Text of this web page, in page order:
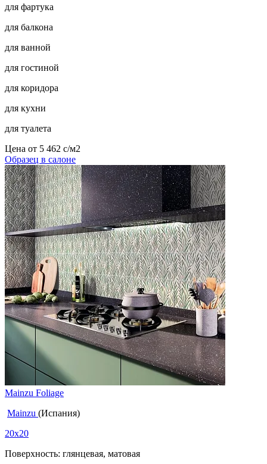
для фартука
для балкона
для ванной
для гостиной
для коридора
для кухни
для туалета
Цена от 5 462 c/м2
Образец в салоне
Mainzu Foliage
Mainzu (Испания)
20x20
Поверхность: глянцевая, матовая